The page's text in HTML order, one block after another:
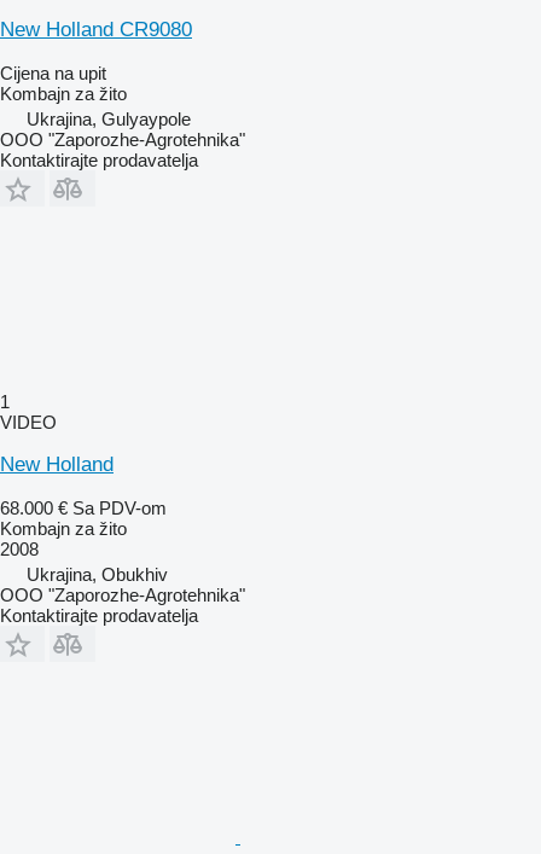
New Holland CR9080
Cijena na upit
Kombajn za žito
Ukrajina, Gulyaypole
OOO "Zaporozhe-Agrotehnika"
Kontaktirajte prodavatelja
1
VIDEO
New Holland
68.000 € Sa PDV-om
Kombajn za žito
2008
Ukrajina, Obukhiv
OOO "Zaporozhe-Agrotehnika"
Kontaktirajte prodavatelja